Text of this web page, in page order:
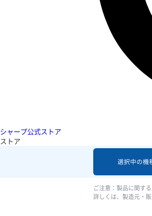
シャープ公式ストア
ストア
選択中の機
ご注意：製品に関す
詳しくは、製造元・